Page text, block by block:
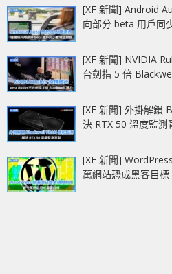
[XF 新聞] Android
向部分 beta 用戶同
[XF 新聞] NVIDIA
台劍指 5 倍
[XF 新聞] 外掛解鎖
決 RTX 50 溫度監測
[XF 新聞]
萬網站恐成黑客目標